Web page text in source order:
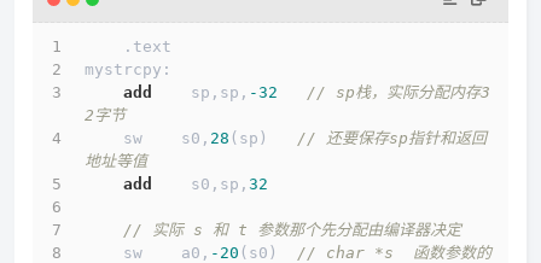
    .text
mystrcpy:
add
    sp,sp,
-32
// sp栈，实际分配内存3
2字节
    sw    s0,
28 (sp)
// 还要保存sp指针和返回
地址等值
add
    s0,sp,
32
// 实际 s 和 t 参数那个先分配由编译器决定
    sw    a0,
-20 (s0)
// char *s  函数参数的